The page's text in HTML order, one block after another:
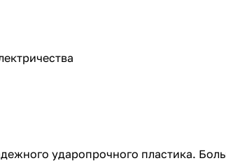
ударопрочного пластика.